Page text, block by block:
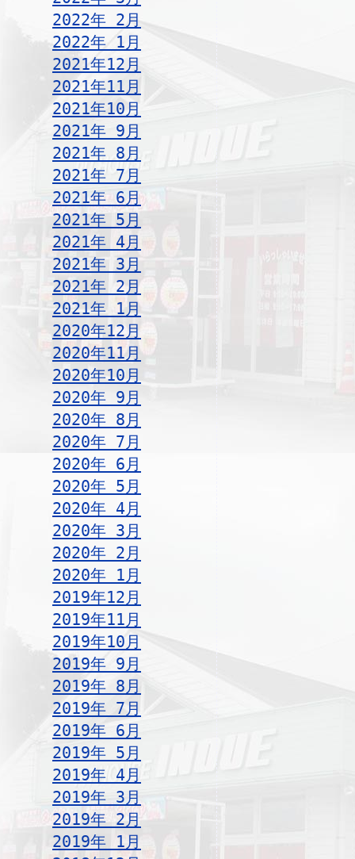
2022年 2月
2022年 1月
2021年12月
2021年11月
2021年10月
2021年 9月
2021年 8月
2021年 7月
2021年 6月
2021年 5月
2021年 4月
2021年 3月
2021年 2月
2021年 1月
2020年12月
2020年11月
2020年10月
2020年 9月
2020年 8月
2020年 7月
2020年 6月
2020年 5月
2020年 4月
2020年 3月
2020年 2月
2020年 1月
2019年12月
2019年11月
2019年10月
2019年 9月
2019年 8月
2019年 7月
2019年 6月
2019年 5月
2019年 4月
2019年 3月
2019年 2月
2019年 1月